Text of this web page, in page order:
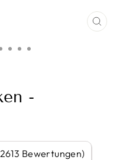
-
Bewertungen)